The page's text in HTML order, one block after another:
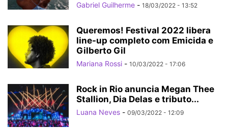
Gabriel Guilherme - 18/03/2022 - 13:52
Queremos! Festival 2022 libera
line-up completo com Emicida e
Gilberto Gil
Mariana Rossi - 10/03/2022 - 17:06
Rock in Rio anuncia Megan Thee
Stallion, Dia Delas e tributo...
Luana Neves - 09/03/2022 - 12:09